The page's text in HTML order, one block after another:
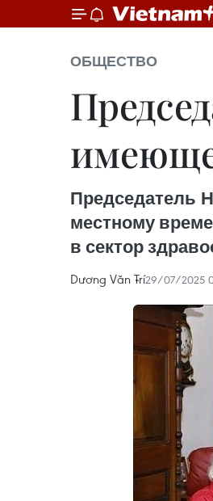
ОБЩЕСТВО
Председатель
местному
в сектор
Dương Văn Trí29/07/2025